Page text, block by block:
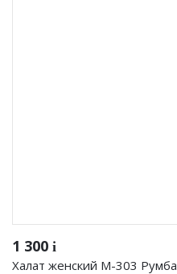
1 300 i
Халат женский М-303 Румба